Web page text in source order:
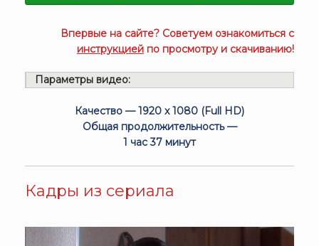
Впервые на сайте? Советуем ознакомиться с
инструкцией по просмотру и скачиванию!
Параметры видео:
Качество — 1920 x 1080 (Full HD)
Общая продолжительность —
1 час 37 минут
Кадры из сериала